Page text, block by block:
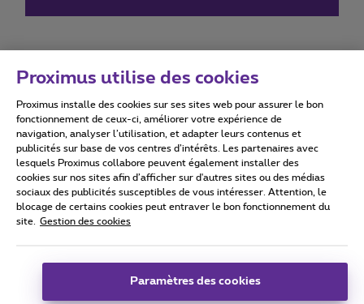
Conditions d'utilisation Accessibility statement
Tous droits réservés. © 2026 Proximus
Conditions générales, info consommateur
Coordonnées de l’entreprise
Proximus utilise des cookies
Proximus installe des cookies sur ses sites web pour assurer le bon
fonctionnement de ceux-ci, améliorer votre expérience de
navigation, analyser l’utilisation, et adapter leurs contenus et
publicités sur base de vos centres d’intérêts. Les partenaires avec
lesquels Proximus collabore peuvent également installer des
cookies sur nos sites afin d’afficher sur d'autres sites ou des médias
sociaux des publicités susceptibles de vous intéresser. Attention, le
blocage de certains cookies peut entraver le bon fonctionnement du
site.
Gestion des cookies
Paramètres des cookies